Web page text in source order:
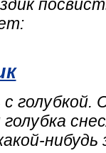
голубкой.
нибудь